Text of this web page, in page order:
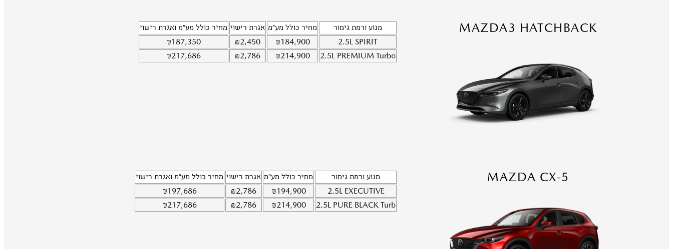
MAZDA3 HATCHBACK מנוע ורמת גימור מחיר כולל מע"מ אגרת רישוי מחיר כולל מע"מ ואגרת רישוי
2.5L SPIRIT
₪184,900
₪2,450
₪187,350
2.5L PREMIUM Turbo
₪214,900
₪2,786
₪217,686
MAZDA CX-5 מנוע ורמת גימור מחיר כולל מע"מ אגרת רישוי מחיר כולל מע"מ ואגרת רישוי
2.5L EXECUTIVE
₪194,900
₪2,786
₪197,686
2.5L PURE BLACK Turb
₪214,900
₪2,786
₪217,686